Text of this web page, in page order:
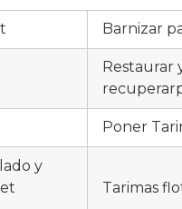
Barnizar
Restaurar
Poner
y
Tarimas